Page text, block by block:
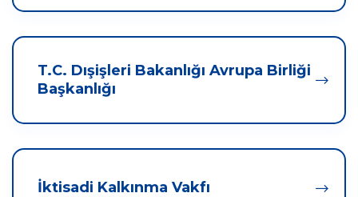
T.C. Dışişleri Bakanlığı Avrupa Birliği
Başkanlığı
İktisadi Kalkınma Vakfı